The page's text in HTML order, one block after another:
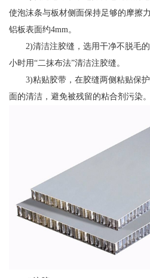
使泡沫条与板材侧面保持足够的摩擦
铝板表面约4mm。
2)清洁注胶缝，选用干净不脱毛的
小时用“二抹布法”清洁注胶缝。
3)粘贴胶带，在胶缝两侧粘贴保护
面的清洁，避免被残留的粘合剂污染。